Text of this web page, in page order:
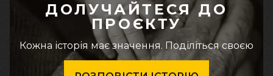
ДОЛУЧАЙТЕСЯ ДО
ПРОЄКТУ
Кожна історія має значення. Поділіться своєю